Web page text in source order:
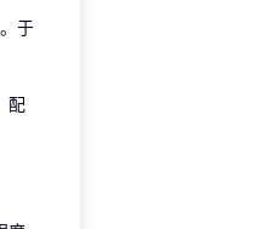
于
配